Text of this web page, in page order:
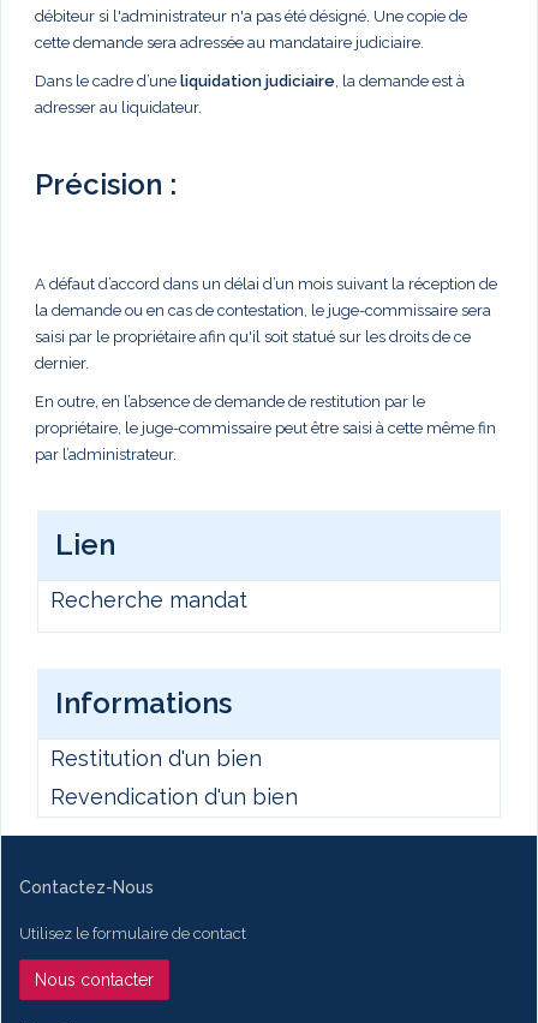
débiteur si l'administrateur n'a pas été désigné. Une copie de
cette demande sera adressée au mandataire judiciaire.
Dans le cadre d’une liquidation judiciaire , la demande est à
adresser au liquidateur.
Précision :
A défaut d’accord dans un délai d’un mois suivant la réception de
la demande ou en cas de contestation, le juge-commissaire sera
saisi par le propriétaire afin qu'il soit statué sur les droits de ce
dernier.
En outre, en l’absence de demande de restitution par le
propriétaire, le juge-commissaire peut être saisi à cette même fin
par l’administrateur.
Lien
Recherche mandat
Informations
Restitution d'un bien
Revendication d'un bien
Contactez-Nous
Utilisez le formulaire de contact
Nous contacter